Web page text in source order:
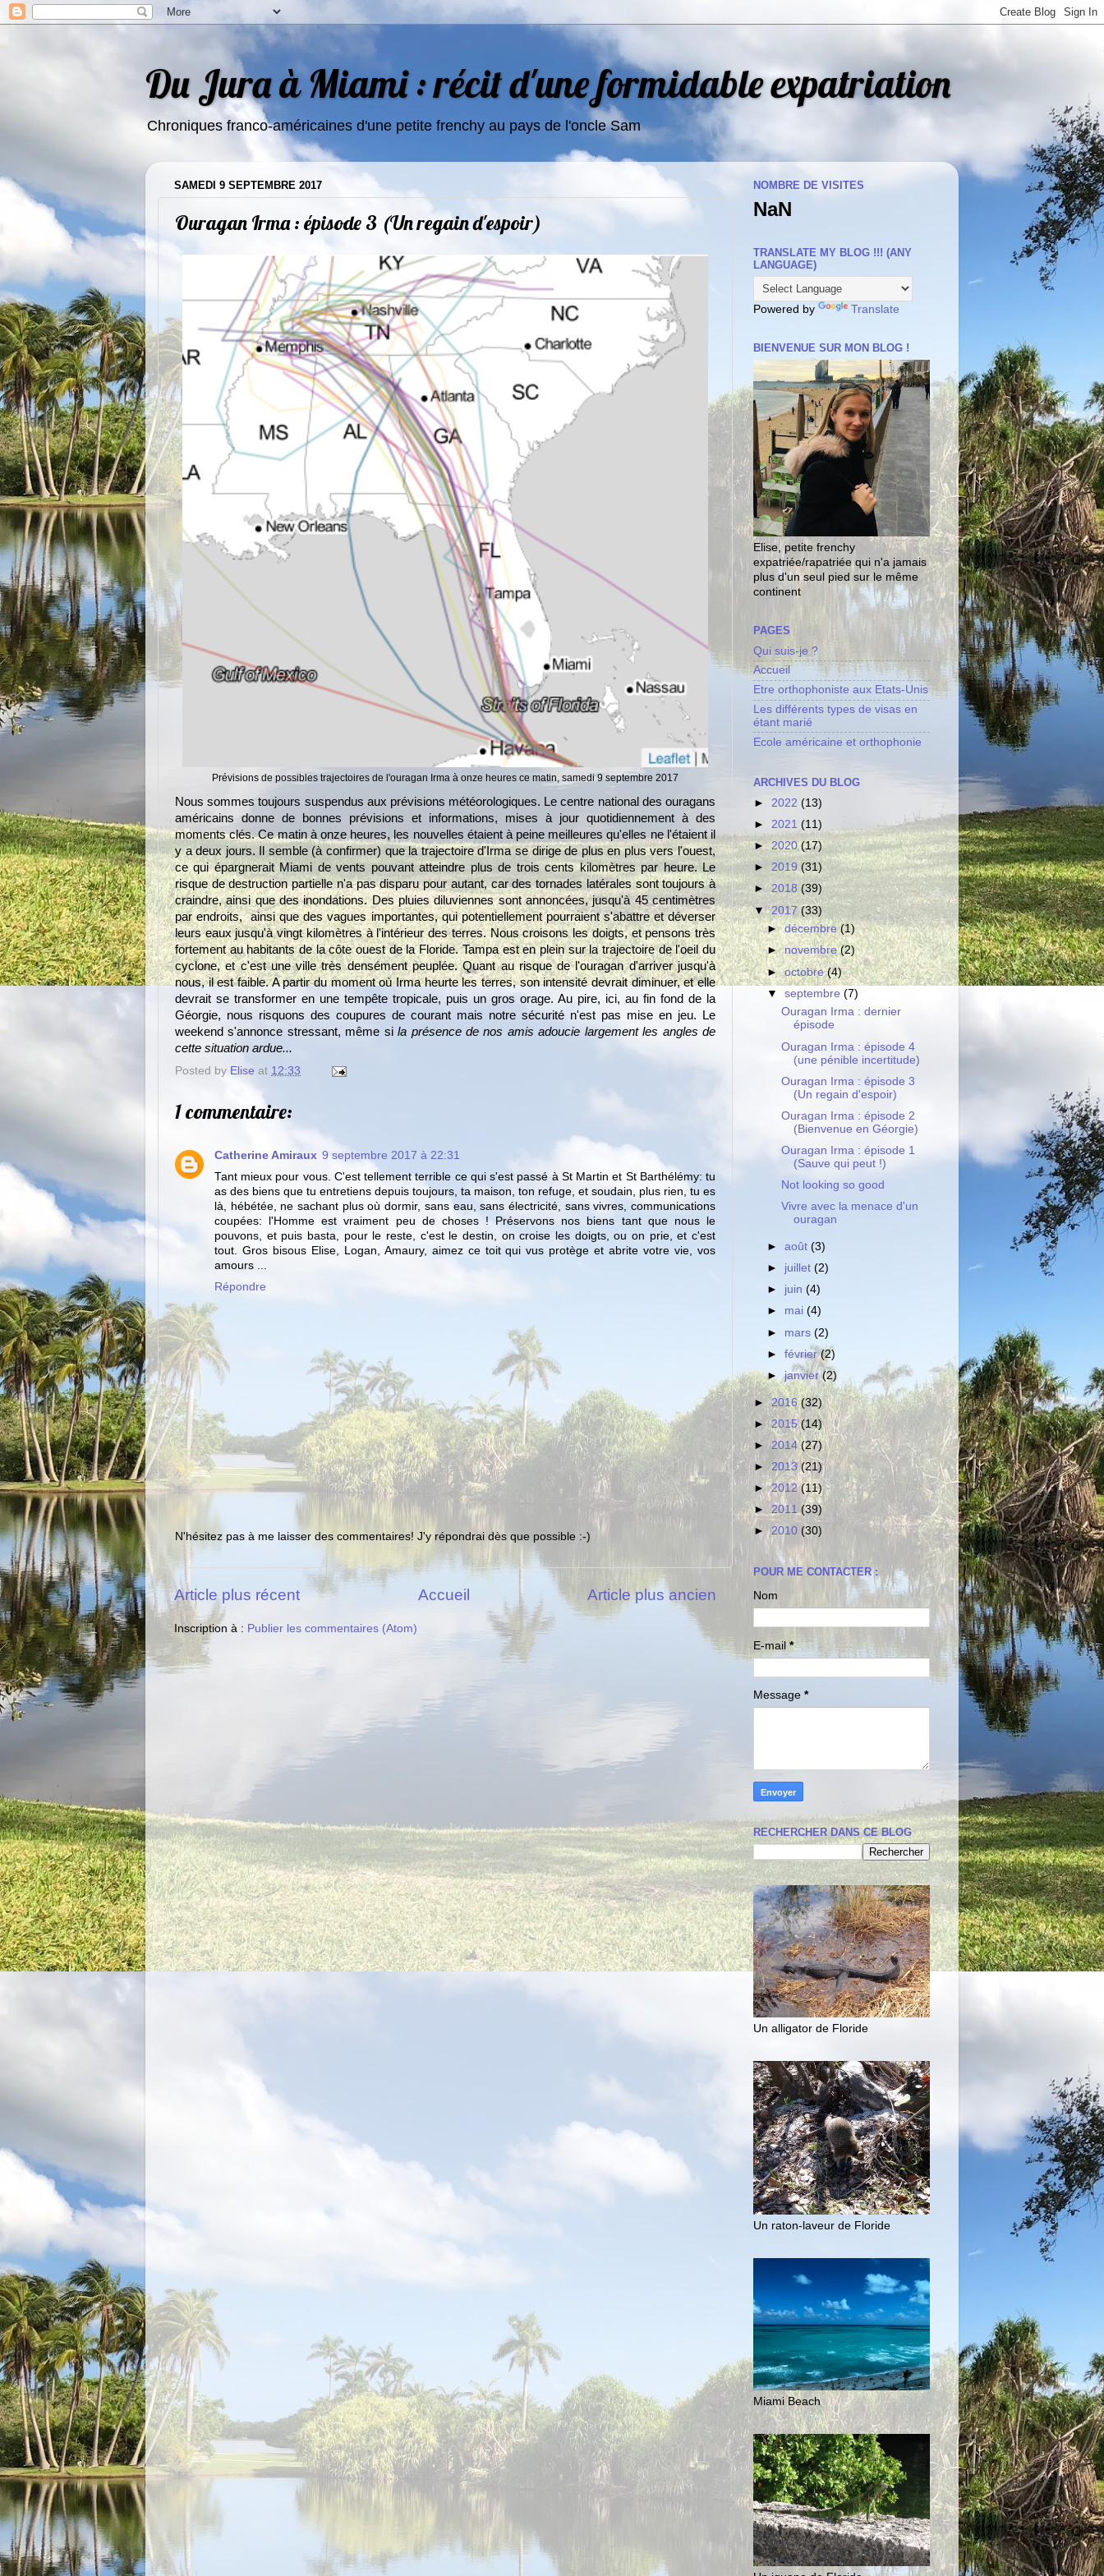
Du Jura à Miami : récit d'une formidable expatriation
Chroniques franco-américaines d'une petite frenchy au pays de l'oncle Sam
SAMEDI 9 SEPTEMBRE 2017
Ouragan Irma : épisode 3 (Un regain d'espoir)
Prévisions de possibles trajectoires de l'ouragan Irma à onze heures ce matin, samedi 9 septembre 2017
Nous sommes toujours suspendus aux prévisions météorologiques. Le centre national des ouragans
américains donne de bonnes prévisions et informations, mises à jour quotidiennement à des
moments clés. Ce matin à onze heures, les nouvelles étaient à peine meilleures qu'elles ne l'étaient il
y a deux jours. Il semble (à confirmer) que la trajectoire d'Irma se dirige de plus en plus vers l'ouest,
ce qui épargnerait Miami de vents pouvant atteindre plus de trois cents kilomètres par heure. Le
risque de destruction partielle n'a pas disparu pour autant, car des tornades latérales sont toujours à
craindre, ainsi que des inondations. Des pluies diluviennes sont annoncées, jusqu'à 45 centimètres
par endroits, ainsi que des vagues importantes, qui potentiellement pourraient s'abattre et déverser
leurs eaux jusqu'à vingt kilomètres à l'intérieur des terres. Nous croisons les doigts, et pensons très
fortement au habitants de la côte ouest de la Floride. Tampa est en plein sur la trajectoire de l'oeil du
cyclone, et c'est une ville très densément peuplée. Quant au risque de l'ouragan d'arriver jusqu'à
nous, il est faible. A partir du moment où Irma heurte les terres, son intensité devrait diminuer, et elle
devrait se transformer en une tempête tropicale, puis un gros orage. Au pire, ici, au fin fond de la
Géorgie, nous risquons des coupures de courant mais notre sécurité n'est pas mise en jeu. Le
weekend s'annonce stressant, même sila présence de nos amis adoucie largement les angles de
cette situation ardue...
Posted by Elise at 12:33
1 commentaire:
Catherine Amiraux 9 septembre 2017 à 22:31
Tant mieux pour vous. C'est tellement terrible ce qui s'est passé à St Martin et St Barthélémy: tu
as des biens que tu entretiens depuis toujours, ta maison, ton refuge, et soudain, plus rien, tu es
là, hébétée, ne sachant plus où dormir, sans eau, sans électricité, sans vivres, communications
coupées: l'Homme est vraiment peu de choses ! Préservons nos biens tant que nous le
pouvons, et puis basta, pour le reste, c'est le destin, on croise les doigts, ou on prie, et c'est
tout. Gros bisous Elise, Logan, Amaury, aimez ce toit qui vus protège et abrite votre vie, vos
amours ...
Répondre
N'hésitez pas à me laisser des commentaires! J'y répondrai dès que possible :-)
Article plus récent Article plus ancien
Accueil
Inscription à : Publier les commentaires (Atom)
NOMBRE DE VISITES
NaN
TRANSLATE MY BLOG !!! (ANY
LANGUAGE)
Powered by Translate
BIENVENUE SUR MON BLOG !
Elise, petite frenchy
expatriée/rapatriée qui n'a jamais
plus d'un seul pied sur le même
continent
PAGES
Qui suis-je ?
Accueil
Etre orthophoniste aux Etats-Unis
Les différents types de visas en
étant marié
Ecole américaine et orthophonie
ARCHIVES DU BLOG
► 2022 (13)
► 2021 (11)
► 2020(17)
► 2019 (31)
►2018 (39)
▼2017(33)
►décembre(1)
►novembre(2)
►octobre(4)
▼septembre(7)
Ouragan Irma : dernier
épisode
Ouragan Irma : épisode 4
(une pénible incertitude)
Ouragan Irma : épisode 3
(Un regain d'espoir)
Ouragan Irma : épisode 2
(Bienvenue en Géorgie)
Ouragan Irma : épisode 1
(Sauve qui peut !)
Not looking so good
Vivre avec la menace d'un
ouragan
►août(3)
► juillet(2)
► juin(4)
► mai(4)
► mars(2)
►février(2)
►janvier(2)
►2016(32)
►2015(14)
►2014(27)
► 2013(21)
►2012(11)
► 2011(39)
►2010 (30)
POUR ME CONTACTER :
Nom
E-mail *
Message *
RECHERCHER DANS CE BLOG
Un alligator de Floride
Un raton-laveur de Floride
Miami Beach